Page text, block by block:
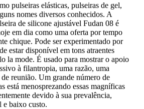
pulseiras elásticas, pulseiras de gel,
nomes diversos conhecidos. A
de silicone ajustável Fudan 08 é
em dia como uma oferta por tempo
chique. Pode ser experimentado por
estar disponível em tons atraentes
la mode. É usado para mostrar o apoio
à filantropia, uma razão, uma
reunião. Um grande número de
está menosprezando essas magníficas
devido à sua prevalência,
e baixo custo.